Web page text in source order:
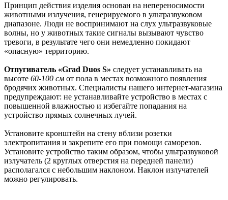
Принцип действия изделия основан на непереносимости
животными излучения, генерируемого в ультразвуковом
диапазоне. Люди не воспринимают на слух ультразвуковые
волны, но у животных такие сигналы вызывают чувство
тревоги, в результате чего они немедленно покидают
«опасную» территорию.
Отпугиватель «Grad Duos S» следует устанавливать на
высоте 60-100 см от пола в местах возможного появления
бродячих животных. Специалисты нашего интернет-магазина
предупреждают: не устанавливайте устройство в местах с
повышенной влажностью и избегайте попадания на
устройство прямых солнечных лучей.
Установите кронштейн на стену вблизи розетки
электропитания и закрепите его при помощи саморезов.
Установите устройство таким образом, чтобы ультразвуковой
излучатель (2 круглых отверстия на передней панели)
располагался с небольшим наклоном. Наклон излучателей
можно регулировать.